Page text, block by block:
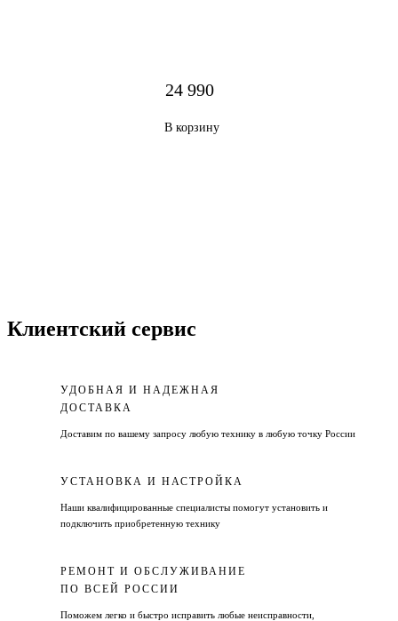
24 990
В корзину
Клиентский сервис
УДОБНАЯ И НАДЕЖНАЯ
ДОСТАВКА
Доставим по вашему запросу любую технику в любую точку России
УСТАНОВКА И НАСТРОЙКА
Наши квалифицированные специалисты помогут установить и
подключить приобретенную технику
РЕМОНТ И ОБСЛУЖИВАНИЕ
ПО ВСЕЙ РОССИИ
Поможем легко и быстро исправить любые неисправности,